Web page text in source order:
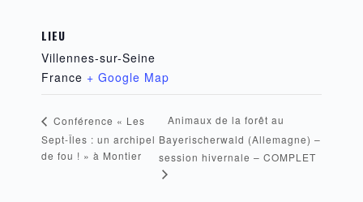
LIEU
Villennes-sur-Seine
France + Google Map
Conférence « Les
Sept-Îles : un archipel
de fou ! » à Montier
Animaux de la forêt au
Bayerischerwald (Allemagne) –
session hivernale – COMPLET